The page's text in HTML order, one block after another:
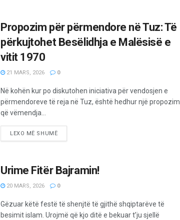
Propozim për përmendore në Tuz: Të
përkujtohet Besëlidhja e Malësisë e
vitit 1970
21 MARS, 2026 0
Në kohën kur po diskutohen iniciativa për vendosjen e
përmendoreve të reja në Tuz, është hedhur një propozim
që vëmendja...
LEXO MË SHUMË
Urime Fitër Bajramin!
20 MARS, 2026 0
Gëzuar këtë festë të shenjtë të gjithë shqiptarëve të
besimit islam. Urojmë që kjo ditë e bekuar t’ju sjellë